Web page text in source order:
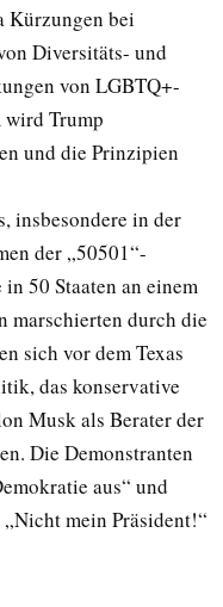
Kürzungen bei
Diversitäts- und
von LGBTQ+-
Trump
und die Prinzipien
insbesondere in der
der „50501“-
50 Staaten an einem
marschierten durch die
sich vor dem Texas
das konservative
Musk als Berater der
Die Demonstranten
aus“ und
mein Präsident!“